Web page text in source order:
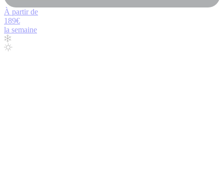
À partir de
189€
la semaine